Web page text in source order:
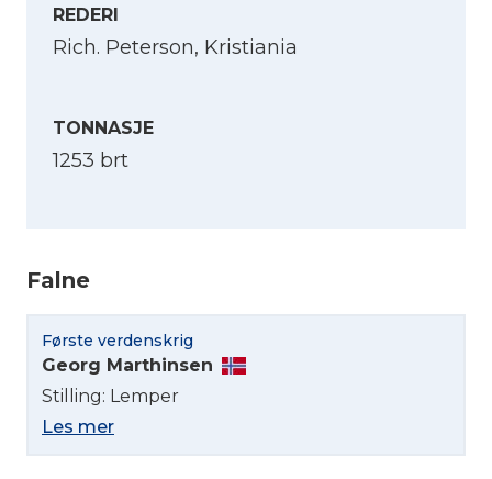
REDERI
Rich. Peterson, Kristiania
TONNASJE
1253 brt
Falne
Første verdenskrig
Georg Marthinsen
Stilling: Lemper
Les mer
Velg språk